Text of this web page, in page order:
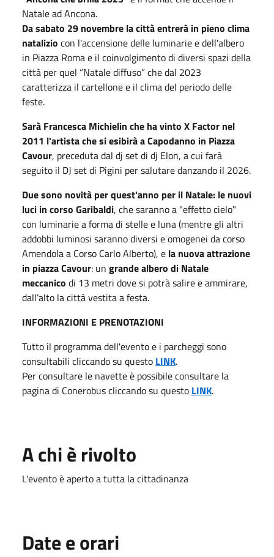
Natale ad Ancona.
Da sabato 29 novembre la città entrerà in pieno clima
natalizio con l'accensione delle luminarie e dell'albero
in Piazza Roma e il coinvolgimento di diversi spazi della
città per quel “Natale diffuso” che dal 2023
caratterizza il cartellone e il clima del periodo delle
feste.
Sarà Francesca Michielin che ha vinto X Factor nel
2011 l'artista che si esibirà a Capodanno in Piazza
Cavour, preceduta dal dj set di dj Elon, a cui farà
seguito il DJ set di Pigini per salutare danzando il 2026.
Due sono novità per quest'anno per il Natale: le nuovi
luci in corso Garibaldi, che saranno a "effetto cielo"
con luminarie a forma di stelle e luna (mentre gli altri
addobbi luminosi saranno diversi e omogenei da corso
Amendola a Corso Carlo Alberto), e la nuova attrazione
in piazza Cavour: un grande albero di Natale
meccanico di 13 metri dove si potrà salire e ammirare,
dall’alto la città vestita a festa.
INFORMAZIONI E PRENOTAZIONI
Tutto il programma dell'evento e i parcheggi sono
consultabili cliccando su questo LINK.
Per consultare le navette è possibile consultare la
pagina di Conerobus cliccando su questo LINK.
A chi è rivolto
L'evento è aperto a tutta la cittadinanza
Date e orari